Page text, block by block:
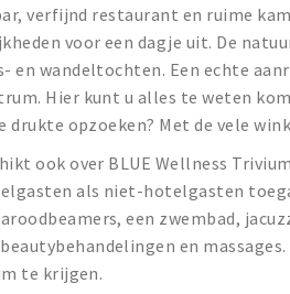
verfijnd restaurant en ruime
voor een dagje uit. De
en wandeltochten. Een echte
Hier kunt u alles te weten
drukte opzoeken? Met de vele
ook over BLUE Wellness
als niet-hotelgasten
een zwembad,
en
te krijgen.